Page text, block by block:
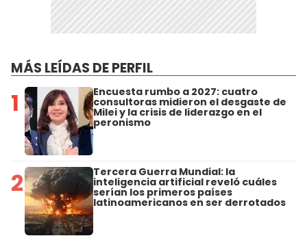
MÁS LEÍDAS DE PERFIL
1 Encuesta rumbo a 2027: cuatro
consultoras midieron el desgaste de
Milei y la crisis de liderazgo en el
peronismo
2 Tercera Guerra Mundial: la
inteligencia artificial reveló cuáles
serían los primeros países
latinoamericanos en ser derrotados